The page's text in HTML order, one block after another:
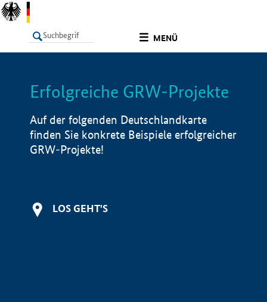
MENÜ
LISTE Info
Erfolgreiche GRW-Projekte
Auf der folgenden Deutschlandkarte
finden Sie konkrete Beispiele erfolgreicher
GRW-Projekte!
LOS GEHT'S